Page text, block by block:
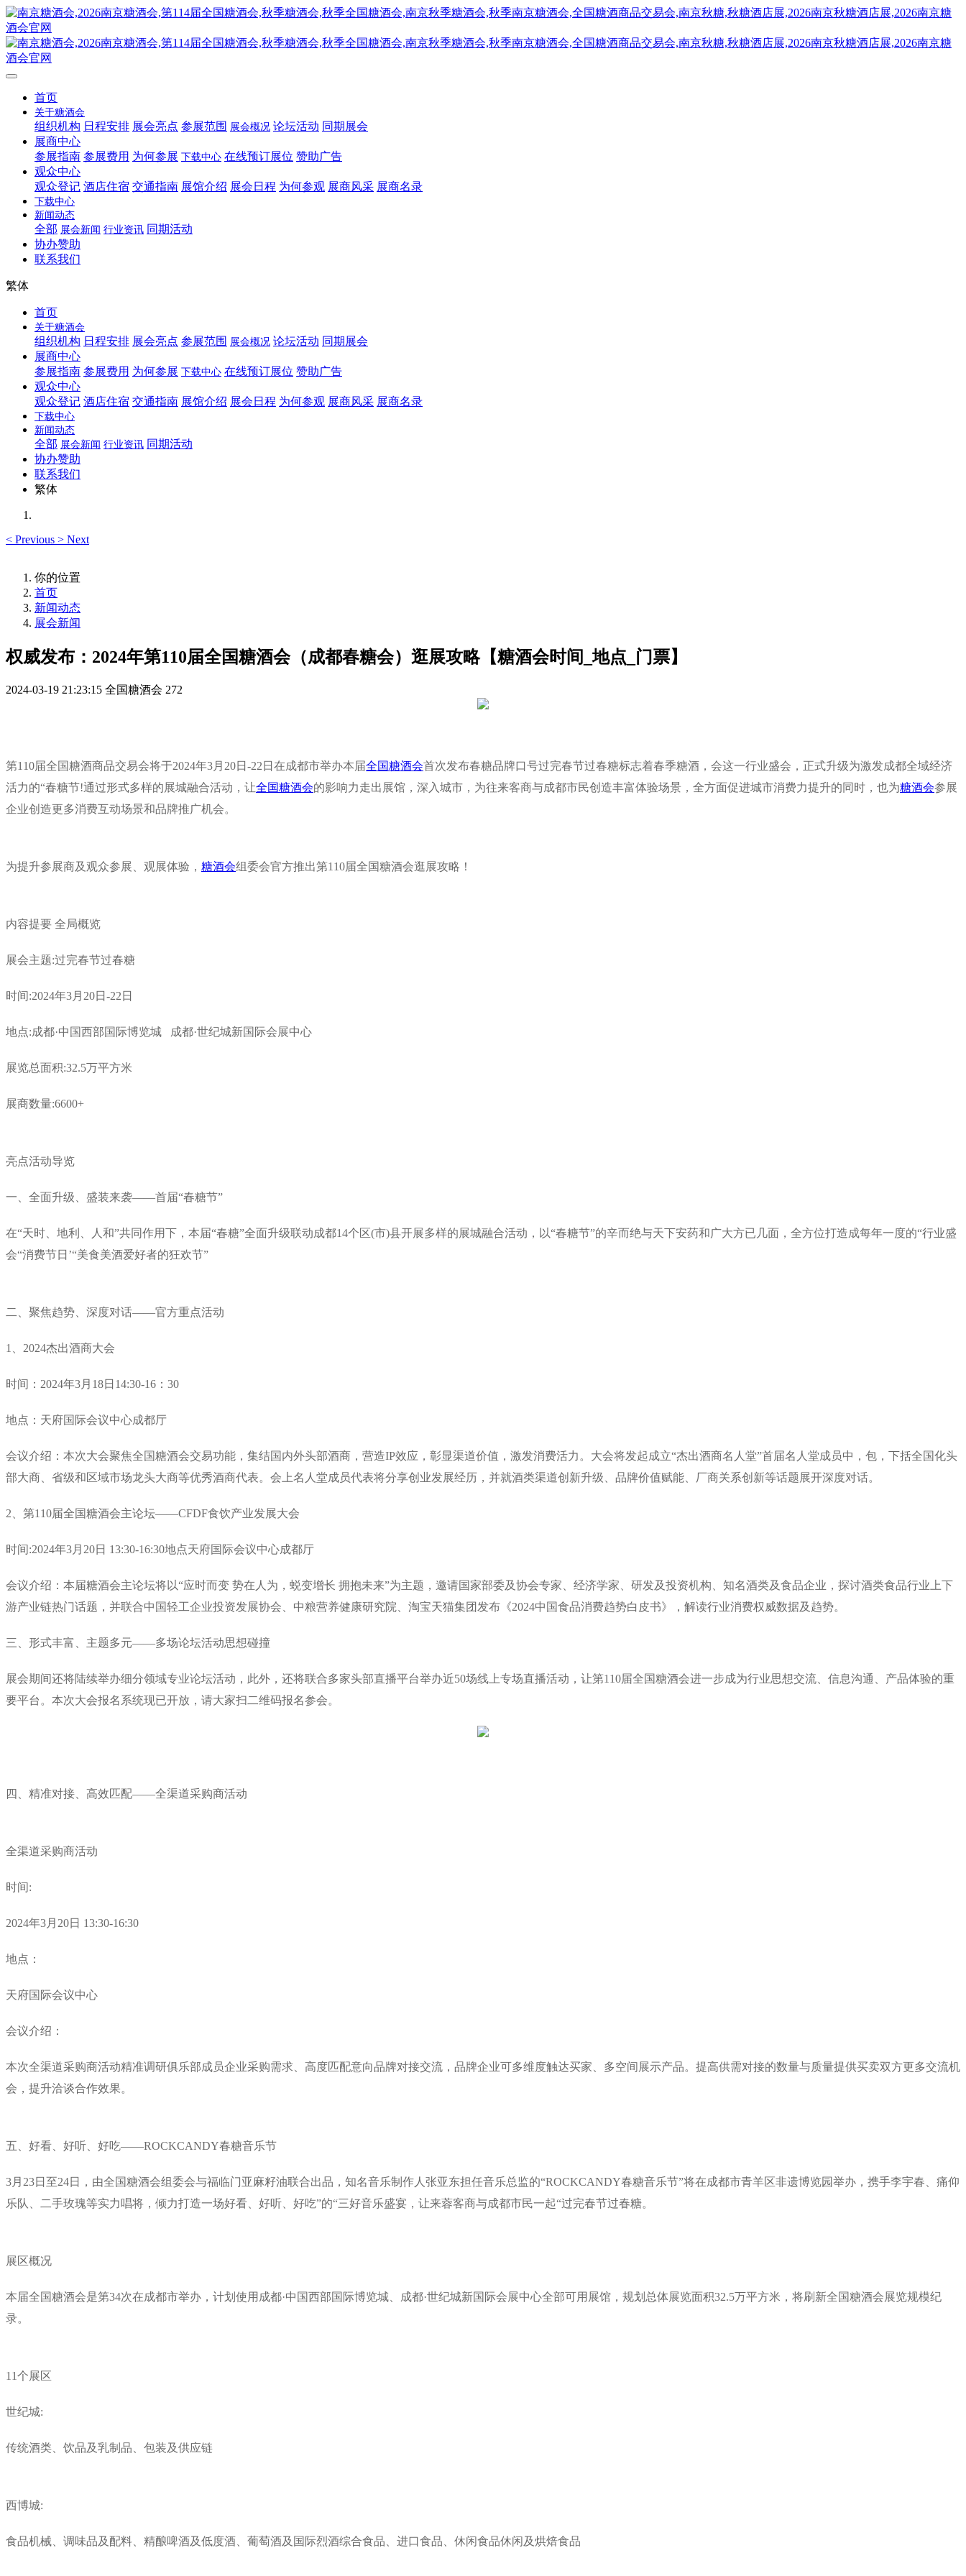
首页
关于糖酒会
组织机构 日程安排 展会亮点 参展范围 展会概况 论坛活动 同期展会
展商中心
参展指南 参展费用 为何参展 下载中心 在线预订展位 赞助广告
观众中心
观众登记 酒店住宿 交通指南 展馆介绍 展会日程 为何参观 展商风采 展商名录
下载中心
新闻动态
全部 展会新闻 行业资讯 同期活动
协办赞助
联系我们
繁体
首页
关于糖酒会
组织机构 日程安排 展会亮点 参展范围 展会概况 论坛活动 同期展会
展商中心
参展指南 参展费用 为何参展 下载中心 在线预订展位 赞助广告
观众中心
观众登记 酒店住宿 交通指南 展馆介绍 展会日程 为何参观 展商风采 展商名录
下载中心
新闻动态
全部 展会新闻 行业资讯 同期活动
协办赞助
联系我们
繁体
< Previous > Next
你的位置
首页
新闻动态
展会新闻
权威发布：2024年第110届全国糖酒会（成都春糖会）逛展攻略【糖酒会时间_地点_门票】
2024-03-19 21:23:15 全国糖酒会 272
第110届全国糖酒商品交易会将于2024年3月20日-22日在成都市举办本届全国糖酒会首次发布春糖品牌口号过完春节过春糖标志着春季糖酒，会这一行业盛会，正式升级为激发成都全域经济
活力的“春糖节!通过形式多样的展城融合活动，让全国糖酒会的影响力走出展馆，深入城市，为往来客商与成都市民创造丰富体验场景，全方面促进城市消费力提升的同时，也为糖酒会参展
企业创造更多消费互动场景和品牌推广机会。
为提升参展商及观众参展、观展体验， 糖酒会组委会官方推出第110届全国糖酒会逛展攻略！
内容提要 全局概览
展会主题:过完春节过春糖
时间:2024年3月20日-22日
地点:成都·中国西部国际博览城 成都·世纪城新国际会展中心
展览总面积:32.5万平方米
展商数量:6600+
亮点活动导览
一、全面升级、盛装来袭——首届“春糖节”
在“天时、地利、人和”共同作用下，本届“春糖”全面升级联动成都14个区(市)县开展多样的展城融合活动，以“春糖节”的辛而绝与天下安药和广大方已几面，全方位打造成每年一度的“行业盛
会“消费节日’“美食美酒爱好者的狂欢节”
二、聚焦趋势、深度对话——官方重点活动
1、2024杰出酒商大会
时间：2024年3月18日14:30-16：30
地点：天府国际会议中心成都厅
会议介绍：本次大会聚焦全国糖酒会交易功能，集结国内外头部酒商，营造IP效应，彰显渠道价值，激发消费活力。大会将发起成立“杰出酒商名人堂”首届名人堂成员中，包，下括全国化头
部大商、省级和区域市场龙头大商等优秀酒商代表。会上名人堂成员代表将分享创业发展经历，并就酒类渠道创新升级、品牌价值赋能、厂商关系创新等话题展开深度对话。
2、第110届全国糖酒会主论坛——CFDF食饮产业发展大会
时间:2024年3月20日 13:30-16:30地点天府国际会议中心成都厅
会议介绍：本届糖酒会主论坛将以“应时而变 势在人为，蜕变增长 拥抱未来”为主题，邀请国家部委及协会专家、经济学家、研发及投资机构、知名酒类及食品企业，探讨酒类食品行业上下
游产业链热门话题，并联合中国轻工企业投资发展协会、中粮营养健康研究院、淘宝天猫集团发布《2024中国食品消费趋势白皮书》，解读行业消费权威数据及趋势。
三、形式丰富、主题多元——多场论坛活动思想碰撞
展会期间还将陆续举办细分领域专业论坛活动，此外，还将联合多家头部直播平台举办近50场线上专场直播活动，让第110届全国糖酒会进一步成为行业思想交流、信息沟通、产品体验的重
要平台。本次大会报名系统现已开放，请大家扫二维码报名参会。
四、精准对接、高效匹配——全渠道采购商活动
全渠道采购商活动
时间:
2024年3月20日 13:30-16:30
地点：
天府国际会议中心
会议介绍：
本次全渠道采购商活动精准调研俱乐部成员企业采购需求、高度匹配意向品牌对接交流，品牌企业可多维度触达买家、多空间展示产品。提高供需对接的数量与质量提供买卖双方更多交流机
会，提升洽谈合作效果。
五、好看、好听、好吃——ROCKCANDY春糖音乐节
3月23日至24日，由全国糖酒会组委会与福临门亚麻籽油联合出品，知名音乐制作人张亚东担任音乐总监的“ROCKCANDY春糖音乐节”将在成都市青羊区非遗博览园举办，携手李宇春、痛仰
乐队、二手玫瑰等实力唱将，倾力打造一场好看、好听、好吃”的“三好音乐盛宴，让来蓉客商与成都市民一起“过完春节过春糖。
展区概况
本届全国糖酒会是第34次在成都市举办，计划使用成都·中国西部国际博览城、成都·世纪城新国际会展中心全部可用展馆，规划总体展览面积32.5万平方米，将刷新全国糖酒会展览规模纪
录。
11个展区
世纪城:
传统酒类、饮品及乳制品、包装及供应链
西博城:
食品机械、调味品及配料、精酿啤酒及低度酒、葡萄酒及国际烈酒综合食品、进口食品、休闲食品休闲及烘焙食品